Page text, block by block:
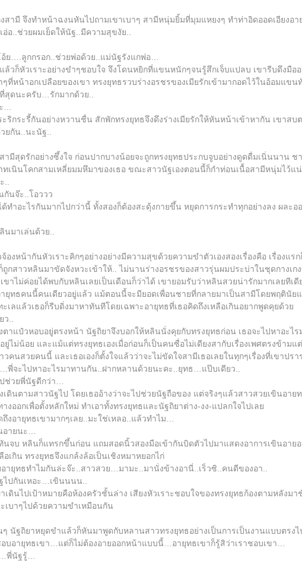
สามี จึงทำหน้าฉงนหันไปถามเขาเบาๆ สามีหนุ่มยิ้มที่มุมแหยงๆ ทำท่าอิดออดเอียงอ
อ..ช่วยผมเย็ดให้นัฐ..มีความสุขงัย..
ย….ลูกกรอก..ช่วยพ่อด้วย..แม่นัฐรังแกพ่อ…
ล้วก็หัวเราะอย่างขำๆชอบใจ จึงโดนหยิกที่แขนหนักๆจนรู้สึกเจ็บแปลบ เขารีบดึงมื
ที่หน้าอกเปลือยของเขา ทรงยุทธรวบร่างอรชรของเมียรักเข้ามากอดไว้ในอ้อมแข
ดนะครับ…รักมากด้วย..
…
ริกระรี้กันอย่างหวานชื่น สักพักทรงยุทธจึงดึงร่างเมียรักให้หันหน้าเข้าหากัน เขาสบ
ยกัน..นะนัฐ..
มีสุดรักอย่างซึ้งใจ ก่อนปากบางน้อยจะถูกทรงยุทธประกบจูบอย่างดูดดื่มเนิ่นนาน
ทเนินโคกสามเหลี่ยมมหึมาของเธอ ขณะสาวนัฐเองตอนนี้ก็กำท่อนเนื้อสามีหนุ่มไว้แ
นจ๊ะ..โอววว
ทำอะไรกันมากไปกว่านี้ ทั้งสองก็ต้องสะดุ้งกายขึ้น หยุดการกระทำทุกอย่างลง ผละ
มาเล่นด้วย..
องหน้ากันหัวเราะคิกๆอย่างอย่างมีความสุขด้วยความขำตัวเองสองเรื่องคือ เรื่องแ
ถูกสาวหลินมาขัดจังหวะเข้าให้.. ไม่นานร่างอรชรของสาวรุ่นผมประบ่าในชุดกาง
าไม่ค่อยได้พบกับหลินเลยเป็นเดือนก็ว่าได้ เขายอมรับว่าหลินสวยน่ารักมากเลยทีเดี
ทธคนนี้คนเดียวอยู่แล้ว แม้ตอนนี้จะมียอดเพื่อนชายที่กลายมาเป็นสามีโดยพฤตินัย
เลแล้วเธอก็รีบดิ่งมาหาทันทีโดยเฉพาะอายุทธที่เธอคิดถึงเหลือเกินอยากพูดคุยด้วย
..
าแป๋วหอบอยู่ตรงหน้า นัฐถิยาจึงบอกให้หลินนั่งคุยกับทรงยุทธก่อน เธอจะไปหาอะไ
ไม่น้อย และแม้แต่ทรงยุทธเองเมื่อก่อนก็เป็นคนซื่อไม่เดียงสากับเรื่องเพศตรงข้าม
คนสวยคนนี้ และเธอเองก็ตั้งใจแล้วว่าจะไม่ขัดใจสามีเธอเลยในทุกๆเรื่องที่เขาปร
จะไปหาอะไรมาทานกัน..ฝากหลานด้วยนะคะ..ยุทธ…แป๊บเดียว..
วยพี่นัฐดีกว่า…
นตามสาวนัฐไป โดยเธออ้างว่าจะไปช่วยนัฐถือของ แต่จริงๆแล้วสาวสวยเขินอาย
งออกเพื่อตั้งหลักใหม่ ทำเอาทั้งทรงยุทธและนัฐถิยาต่าง-งง-แปลกใจไปเลย
อายุทธเขามากๆเลย..มะใช่เหลอ..แล้วทำไม…
ายนะ…
จบ หลินก็แทรกขึ้นก่อน แถมสอดนิ้วสองมือเข้ากันบิดตัวไปมาแสดงอาการเขินอาย
อเกิน ทรงยุทธจึงแกล้งล้อเป็นเชิงหมาหยอกไก่
ยุทธทำไมกันล่ะจ๊ะ..สาวสวย…มามะ..มานั่งข้างอานี่..เร็วซิ..คนดีของอา..
ปกันเหอะ…เขินนนน..
ดินไปเป้าหมายคือห้องครัวชั้นล่าง เสียงหัวเราะชอบใจของทรงยุทธก้องตามหลัง
เบาๆไปด้วยความขำเหมือนกัน
นัฐถิยาหยุดขำแล้วก็หันมาพูดกับหลานสาวทรงยุทธอย่างเป็นการเป็นงานแบบตรงไ
ายุทธเขา…แต่ก็ไม่ต้องอายออกหน้าแบบนี้…อายุทธเขาก็รู้สิว่าเราชอบเขา…
พี่นัฐรู้…